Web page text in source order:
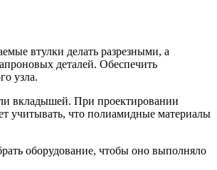
втулки делать разрезными, а
деталей. Обеспечить
узла.
вкладышей. При проектировании
учитывать, что полиамидные материалы
оборудование, чтобы оно выполняло